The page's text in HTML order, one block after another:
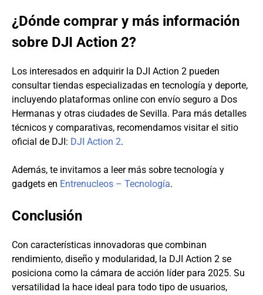
¿Dónde comprar y más información
sobre DJI Action 2?
Los interesados en adquirir la DJI Action 2 pueden
consultar tiendas especializadas en tecnología y deporte,
incluyendo plataformas online con envío seguro a Dos
Hermanas y otras ciudades de Sevilla. Para más detalles
técnicos y comparativas, recomendamos visitar el sitio
oficial de DJI: DJI Action 2.
Además, te invitamos a leer más sobre tecnología y
gadgets en Entrenucleos – Tecnología.
Conclusión
Con características innovadoras que combinan
rendimiento, diseño y modularidad, la DJI Action 2 se
posiciona como la cámara de acción líder para 2025. Su
versatilidad la hace ideal para todo tipo de usuarios,